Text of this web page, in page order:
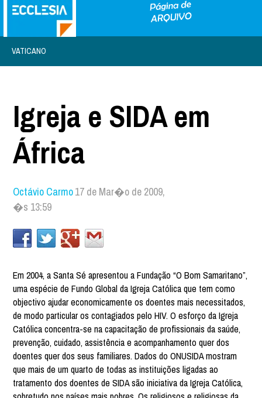
VATICANO
Igreja e SIDA em
África
Octávio Carmo17 de Mar�o de 2009,
�s 13:59
Em 2004, a Santa Sé apresentou a Fundação “O Bom Samaritano”,
uma espécie de Fundo Global da Igreja Católica que tem como
objectivo ajudar economicamente os doentes mais necessitados,
de modo particular os contagiados pelo HIV. O esforço da Igreja
Católica concentra-se na capacitação de profissionais da saúde,
prevenção, cuidado, assistência e acompanhamento quer dos
doentes quer dos seus familiares. Dados do ONUSIDA mostram
que mais de um quarto de todas as instituições ligadas ao
tratamento dos doentes de SIDA são iniciativa da Igreja Católica,